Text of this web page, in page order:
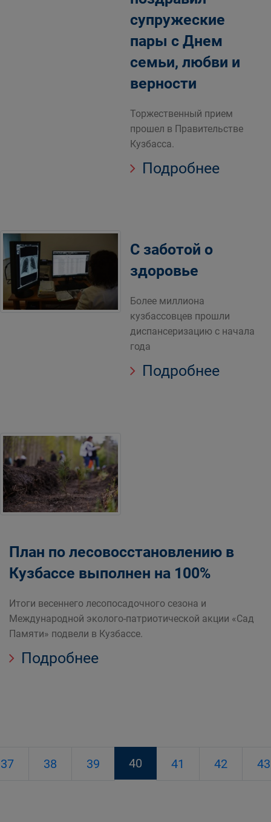
супружеские
пары с Днем
семьи, любви и
верности
Торжественный прием
прошел в Правительстве
Кузбасса.
Подробнее
С заботой о
здоровье
Более миллиона
кузбассовцев прошли
диспансеризацию с начала
года
Подробнее
План по лесовосстановлению в
Кузбассе выполнен на 100%
Итоги весеннего лесопосадочного сезона и
Международной эколого-патриотической акции «Сад
Памяти» подвели в Кузбассе.
Подробнее
37 38 39 40 41 42 43